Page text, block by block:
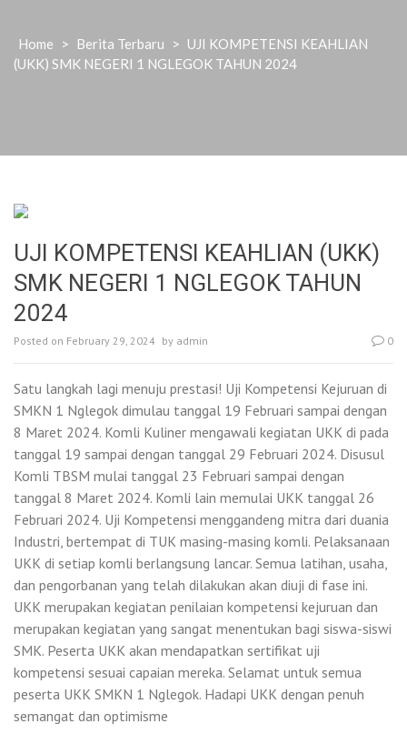
Home > Berita Terbaru > UJI KOMPETENSI KEAHLIAN
(UKK) SMK NEGERI 1 NGLEGOK TAHUN 2024
UJI KOMPETENSI KEAHLIAN (UKK)
SMK NEGERI 1 NGLEGOK TAHUN
2024
Posted on February 29, 2024 by admin 0
Satu langkah lagi menuju prestasi! Uji Kompetensi Kejuruan di
SMKN 1 Nglegok dimulau tanggal 19 Februari sampai dengan
8 Maret 2024. Komli Kuliner mengawali kegiatan UKK di pada
tanggal 19 sampai dengan tanggal 29 Februari 2024. Disusul
Komli TBSM mulai tanggal 23 Februari sampai dengan
tanggal 8 Maret 2024. Komli lain memulai UKK tanggal 26
Februari 2024. Uji Kompetensi menggandeng mitra dari duania
Industri, bertempat di TUK masing-masing komli. Pelaksanaan
UKK di setiap komli berlangsung lancar. Semua latihan, usaha,
dan pengorbanan yang telah dilakukan akan diuji di fase ini.
UKK merupakan kegiatan penilaian kompetensi kejuruan dan
merupakan kegiatan yang sangat menentukan bagi siswa-siswi
SMK. Peserta UKK akan mendapatkan sertifikat uji
kompetensi sesuai capaian mereka. Selamat untuk semua
peserta UKK SMKN 1 Nglegok. Hadapi UKK dengan penuh
semangat dan optimisme